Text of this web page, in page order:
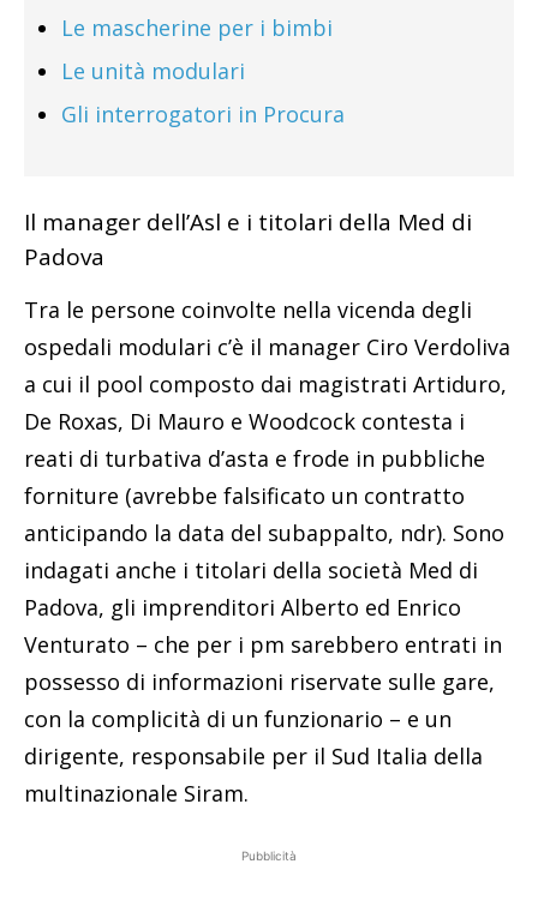
Le mascherine per i bimbi
Le unità modulari
Gli interrogatori in Procura
Il manager dell’Asl e i titolari della Med di
Padova
Tra le persone coinvolte nella vicenda degli
ospedali modulari c’è il manager Ciro Verdoliva
a cui il pool composto dai magistrati Artiduro,
De Roxas, Di Mauro e Woodcock contesta i
reati di turbativa d’asta e frode in pubbliche
forniture (avrebbe falsificato un contratto
anticipando la data del subappalto, ndr). Sono
indagati anche i titolari della società Med di
Padova, gli imprenditori Alberto ed Enrico
Venturato – che per i pm sarebbero entrati in
possesso di informazioni riservate sulle gare,
con la complicità di un funzionario – e un
dirigente, responsabile per il Sud Italia della
multinazionale Siram.
Pubblicità